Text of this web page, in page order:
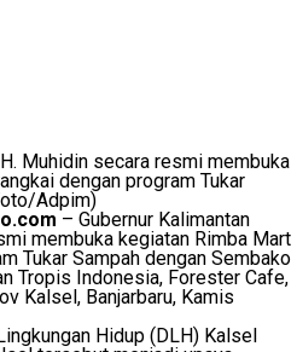
Muhidin secara resmi membuka
dengan program Tukar
Adpim)
– Gubernur Kalimantan
membuka kegiatan Rimba Mart
Tukar Sampah dengan Sembako
Tropis Indonesia, Forester Cafe,
Kalsel, Banjarbaru, Kamis
Hidup (DLH) Kalsel